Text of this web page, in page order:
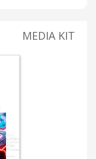
MEDIA KIT